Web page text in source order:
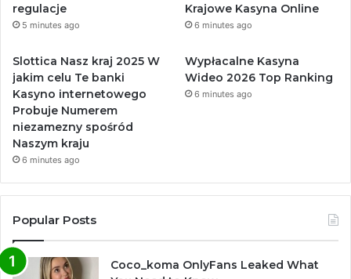
regulacje
5 minutes ago
Krajowe Kasyna Online
6 minutes ago
Slottica Nasz kraj 2025 W
jakim celu Te banki
Kasyno internetowego
Probuje Numerem
niezamezny spośród
Naszym kraju
6 minutes ago
Wypłacalne Kasyna
Wideo 2026 Top Ranking
6 minutes ago
Popular Posts
Coco_koma OnlyFans Leaked What